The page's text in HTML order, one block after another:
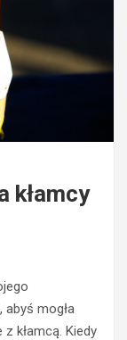
kłamcy
mogła
kłamcą. Kiedy